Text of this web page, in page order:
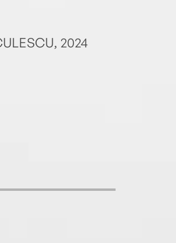
2024